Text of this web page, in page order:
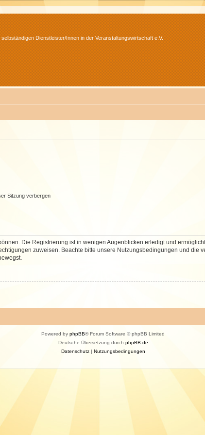
Dienstleister/Innen in der Veranstaltungswirtschaft e.V.
Sitzung verbergen
Die Registrierung ist in wenigen Augenblicken erledigt und
zuweisen. Beachte bitte unsere Nutzungsbedingungen und die
Powered by phpBB® Forum Software © phpBB Limited
Deutsche Übersetzung durch phpBB.de
Datenschutz| Nutzungsbedingungen